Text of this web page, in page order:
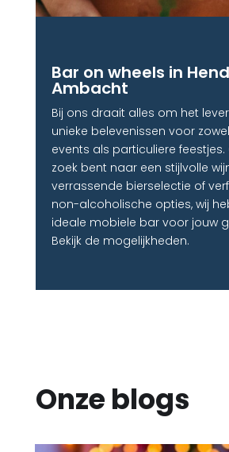
Bar on wheels in
Ambacht
Bij ons draait alles om het
unieke belevenissen voor
events als particuliere feestjes.
zoek bent naar een stijlvolle
verrassende bierselectie of
non-alcoholische opties, wij
ideale mobiele bar voor jouw
Bekijk de mogelijkheden.
Onze blogs